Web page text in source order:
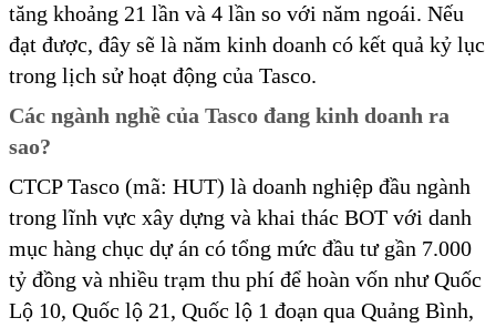
tăng khoảng 21 lần và 4 lần so với năm ngoái. Nếu
đạt được, đây sẽ là năm kinh doanh có kết quả kỷ lục
trong lịch sử hoạt động của Tasco.
Các ngành nghề của Tasco đang kinh doanh ra
sao?
CTCP Tasco (mã: HUT) là doanh nghiệp đầu ngành
trong lĩnh vực xây dựng và khai thác BOT với danh
mục hàng chục dự án có tổng mức đầu tư gần 7.000
tỷ đồng và nhiều trạm thu phí để hoàn vốn như Quốc
Lộ 10, Quốc lộ 21, Quốc lộ 1 đoạn qua Quảng Bình,